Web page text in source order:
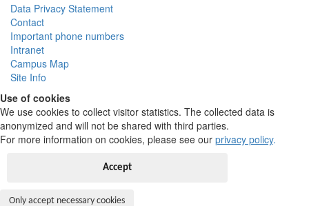
Data Privacy Statement
Contact
Important phone numbers
Intranet
Campus Map
Site Info
Use of cookies
We use cookies to collect visitor statistics. The collected data is
anonymized and will not be shared with third parties.
For more information on cookies, please see our privacy policy.
Accept
Only accept necessary cookies